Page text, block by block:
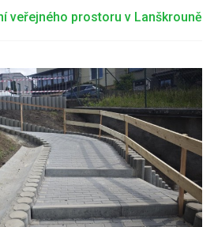
veřejného prostoru v Lanškrouně